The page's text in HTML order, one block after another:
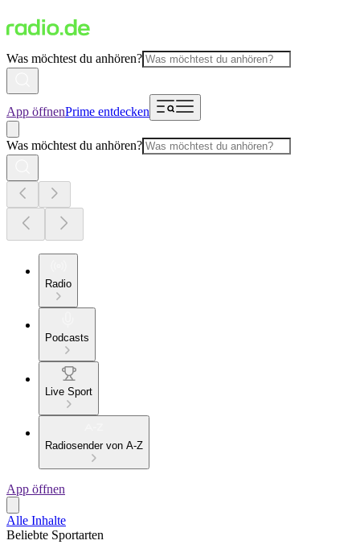
Was möchtest du anhören?
App öffnenPrime entdecken
Was möchtest du anhören?
Radio
Podcasts
Live Sport
Radiosender von A-Z
App öffnen
Alle Inhalte
Beliebte Sportarten